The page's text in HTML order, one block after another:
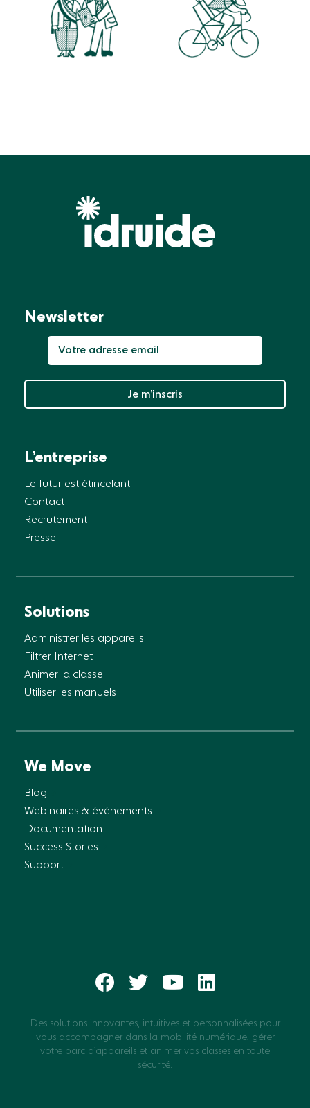
L’entreprise
Le futur est étincelant !
Contact
Recrutement
Presse
Solutions
Administrer les appareils
Filtrer Internet
Animer la classe
Utiliser les manuels
We Move
Blog
Webinaires & événements
Documentation
Success Stories
Support
Newsletter
Je m’inscris
Des solutions innovantes, intuitives et personnalisées pour
vous accompagner dans la mobilité numérique, gérer
votre parc d’appareils et animer vos classes en toute
sécurité.